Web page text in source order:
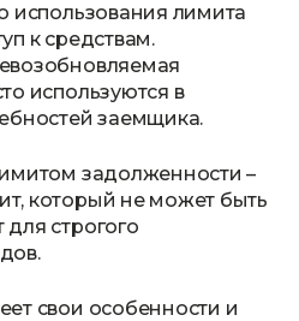
использования лимита
к средствам.
используются в
заемщика.
задолженности –
который не может быть
строгого
свои особенности и